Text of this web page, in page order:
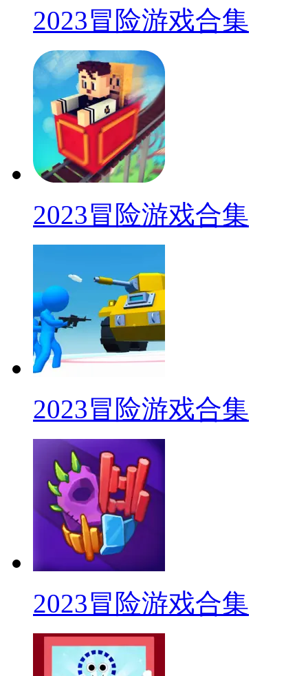
2023冒险游戏合集
2023冒险游戏合集
2023冒险游戏合集
2023冒险游戏合集